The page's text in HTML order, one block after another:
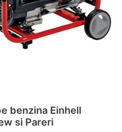
benzina Einhell
si Pareri